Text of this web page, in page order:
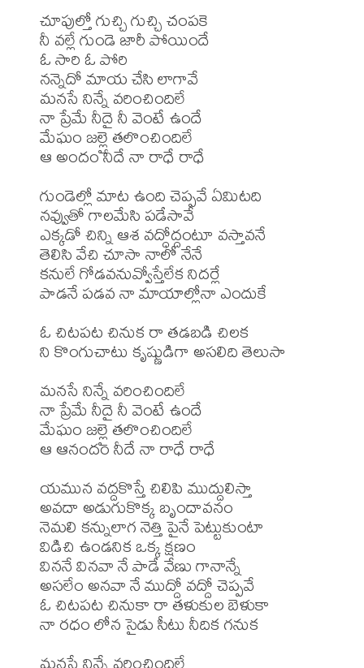
చూపుల్తో గుచ్చి గుచ్చి చంపకె
నీ వల్లే గుండె జారీ పోయిందే
ఓ సారి ఓ పోరి
నన్నెదో మాయ చేసి లాగావే
మనసే నిన్నే వరించిందిలే
నా ప్రేమే నీదై నీ వెంటే ఉందే
మేఘం జల్లై తలొంచిందిలే
ఆ అందం నీదే నా రాధే రాధే
గుండెల్లో మాట ఉంది చెప్పవే ఏమిటది
నవ్వుతో గాలమేసి పడేసావే
ఎక్కడో చిన్ని ఆశ వద్ధోద్దంటూ వస్తావనే
తెలిసి వేచి చూసా నాలో నేనే
కనులే గోడవనువ్వోస్తేలేక నిదర్లే
పాడనే పడవ నా మాయాల్లోనా ఎందుకే
ఓ చిటపట చినుక రా తడబడి చిలక
ని కొంగుచాటు కృష్ణుడిగా అసలిది తెలుసా
మనసే నిన్నే వరించిందిలే
నా ప్రేమే నీదై నీ వెంటే ఉందే
మేఘం జల్లై తలొంచిందిలే
ఆ ఆనందం నీదే నా రాధే రాధే
యమున వద్దకొస్తే చిలిపి ముద్దులిస్తా
అవదా అడుగుకొక్క బృందావనం
నెమలి కన్నులాగ నెత్తి పైనే పెట్టుకుంటా
విడిచి ఉండనిక ఒక్క క్షణం
విననే వినవా నే పాడే వేణు గానాన్నే
అసలేం అనవా నే ముద్దో వద్దో చెప్పవే
ఓ చిటపట చినుకా రా తళుకుల బెళుకా
నా రధం లోన సైడు సీటు నీదిక గనుక